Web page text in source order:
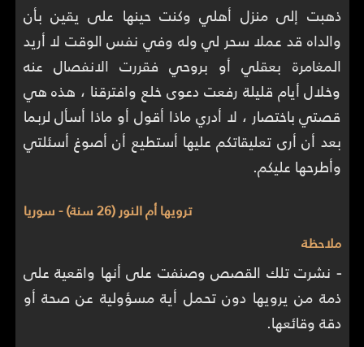
ذهبت إلى منزل أهلي وكنت حينها على يقين بأن
والداه قد عملا سحر لي وله وفي نفس الوقت لا أريد
المغامرة بعقلي أو بروحي فقررت الانفصال عنه
وخلال أيام قليلة رفعت دعوى خلع وافترقنا ، هذه هي
قصتي باختصار ، لا أدري ماذا أقول أو ماذا أسأل لربما
بعد أن أرى تعليقاتكم عليها أستطيع أن أصوغ أسئلتي
وأطرحها عليكم.
ترويها أم النور (26 سنة) - سوريا
ملاحظة
- نشرت تلك القصص وصنفت على أنها واقعية على
ذمة من يرويها دون تحمل أية مسؤولية عن صحة أو
دقة وقائعها.